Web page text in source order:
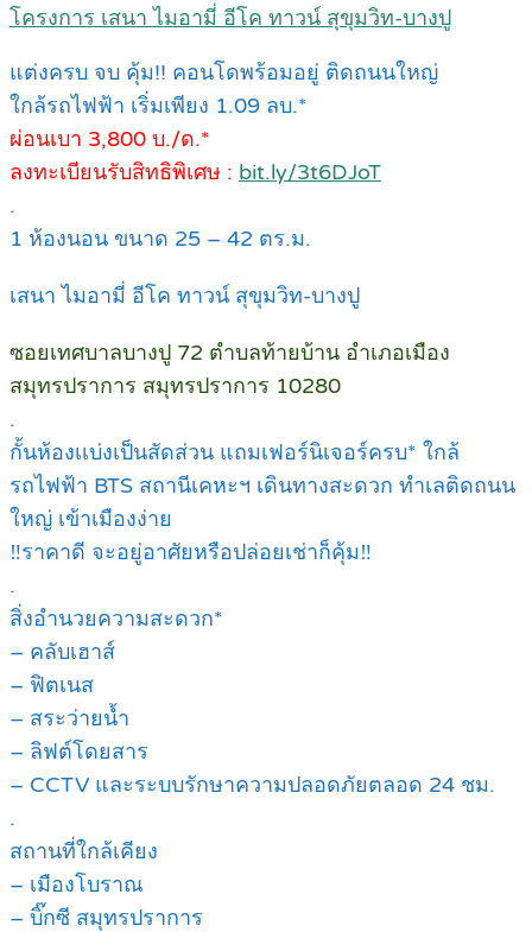
โครงการ เสนา ไมอามี่ อีโค ทาวน์ สุขุมวิท-บางปู
แต่งครบ จบ คุ้ม!! คอนโดพร้อมอยู่ ติดถนนใหญ่
ใกล้รถไฟฟ้า เริ่มเพียง 1.09 ลบ.*
ผ่อนเบา 3,800 บ./ด.*
ลงทะเบียนรับสิทธิพิเศษ : bit.ly/3t6DJoT
.
1 ห้องนอน ขนาด 25 – 42 ตร.ม.
เสนา ไมอามี่ อีโค ทาวน์ สุขุมวิท-บางปู
ซอยเทศบาลบางปู 72 ตำบลท้ายบ้าน อำเภอเมือง
สมุทรปราการ สมุทรปราการ 10280
.
กั้นห้องเเบ่งเป็นสัดส่วน แถมเฟอร์นิเจอร์ครบ* ใกล้
รถไฟฟ้า BTS สถานีเคหะฯ เดินทางสะดวก ทำเลติดถนน
ใหญ่ เข้าเมืองง่าย
‼ราคาดี จะอยู่อาศัยหรือปล่อยเช่าก็คุ้ม‼
.
สิ่งอำนวยความสะดวก*
– คลับเฮาส์
– ฟิตเนส
– สระว่ายน้ำ
– ลิฟต์โดยสาร
– CCTV และระบบรักษาความปลอดภัยตลอด 24 ชม.
.
สถานที่ใกล้เคียง
– เมืองโบราณ
– บิ๊กซี สมุทรปราการ